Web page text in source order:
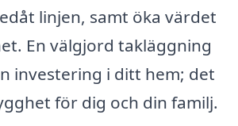
linjen, samt öka värdet
En välgjord takläggning
investering i ditt hem; det
för dig och din familj.